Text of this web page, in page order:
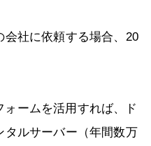
社に依頼する場合、20
ームを活用すれば、ド
タルサーバー（年間数万